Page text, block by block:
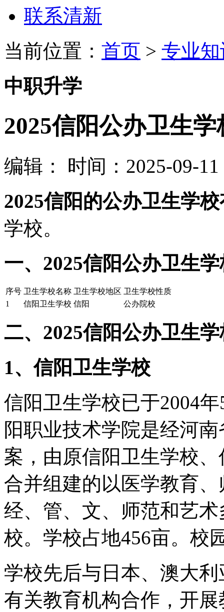
联系清新
当前位置： 首页 > 专业
中职升学
2025信阳公办卫生
编辑：
时间：2025-09-11
2025信阳的公办卫生学
学校。
一、2025信阳公办卫生
序号 卫生学校名称 卫生学校地区 卫生学校性质
1
信阳卫生学校 信阳 公办院校
二、2025信阳公办卫生
1、信阳卫生学校
信阳卫生学校已于2004
阳职业技术学院是经河
案，由原信阳卫生学校
合并组建的以医学教育
经、管、文、师范和艺
校。学校占地456亩。校
学校先后与日本、澳大
有关教育机构合作，开